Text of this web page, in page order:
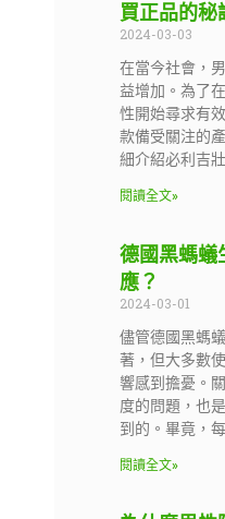
買正品的秘
2024-03-03
在當今社會，
益增加。為了
性開始尋求有
款備受關注的
細介紹必利吉
閱讀全文»
德國黑螞蟻
應？
2024-03-01
儘管德國黑螞
著，但大多數
響感到擔憂。
度的問題，也
到的。畢竟，
閱讀全文»